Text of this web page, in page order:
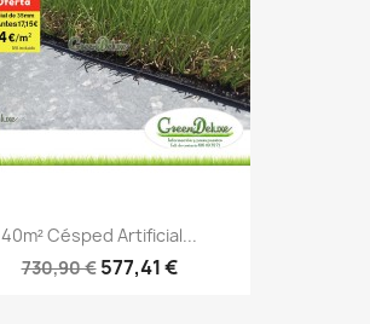
40m² Césped Artificial...
730,90 € 577,41 €